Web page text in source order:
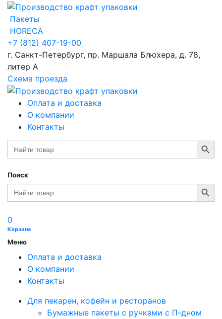
Пакеты
HORECA
+7 (812) 407-19-00
г. Санкт-Петербург, пр. Маршала Блюхера, д. 78,
литер А
Схема проезда
Оплата и доставка
О компании
Контакты
Search
for:
Search Button
Поиск
Search
for:
Search Button
0
Корзина
Меню
Оплата и доставка
О компании
Контакты
Для пекарен, кофейн и ресторанов
Бумажные пакеты с ручками с П-дном